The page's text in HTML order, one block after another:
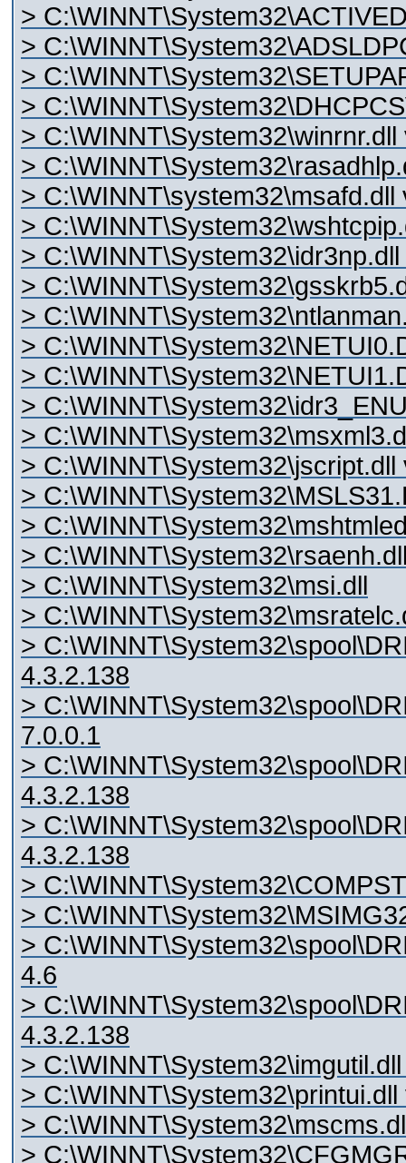
>
>
>
>
>
>
> C:\WINNT\system32\msafd.dll
>
>
>
>
>
>
>
>
> C:\WINNT\System32\jscript.dll
>
>
>
> C:\WINNT\System32\msi.dll
>
>
4.3.2.138
>
7.0.0.1
>
4.3.2.138
>
4.3.2.138
>
>
>
4.6
>
4.3.2.138
>
>
>
>